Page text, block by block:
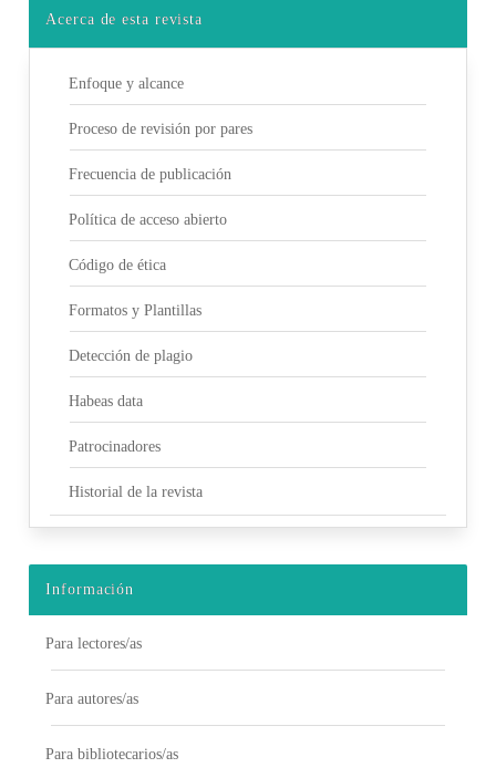
Acerca de esta revista
Enfoque y alcance
Proceso de revisión por pares
Frecuencia de publicación
Política de acceso abierto
Código de ética
Formatos y Plantillas
Detección de plagio
Habeas data
Patrocinadores
Historial de la revista
Información
Para lectores/as
Para autores/as
Para bibliotecarios/as